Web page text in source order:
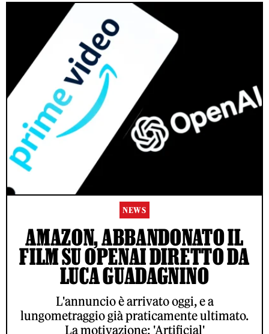
NEWS
AMAZON, ABBANDONATO IL
FILM SU OPENAI DIRETTO DA
LUCA GUADAGNINO
L'annuncio è arrivato oggi, e a
lungometraggio già praticamente ultimato.
La motivazione: 'Artificial'